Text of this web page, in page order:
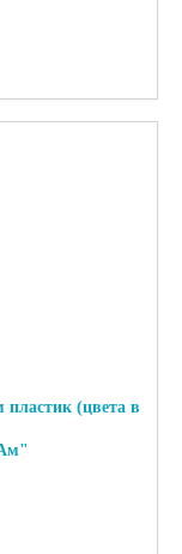
(цвета в